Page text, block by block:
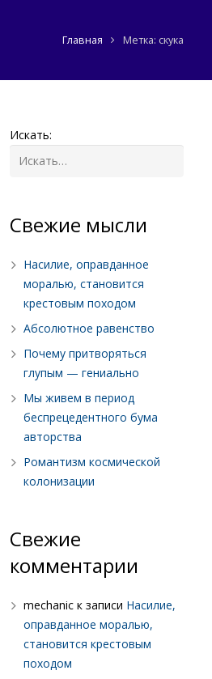
Главная Метка: скука
Искать:
Cвежие мысли
Насилие, оправданное
моралью, становится
крестовым походом
Абсолютное равенство
Почему притворяться
глупым — гениально
Мы живем в период
беспрецедентного бума
авторства
Романтизм космической
колонизации
Свежие
комментарии
mechanic к записи Насилие,
оправданное моралью,
становится крестовым
походом